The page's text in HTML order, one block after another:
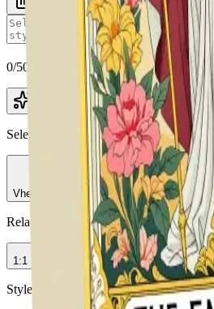
0/5000
Seleccionar modelo
Vheer Quality
Relación de aspecto
1:1
Styles